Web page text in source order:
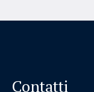
Contatti